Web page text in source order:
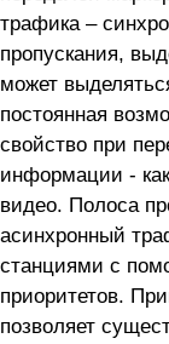
трафика –
пропускания,
может
постоянная
свойство при
информации -
видео. Полоса
асинхронный
станциями с
приоритетов.
позволяет